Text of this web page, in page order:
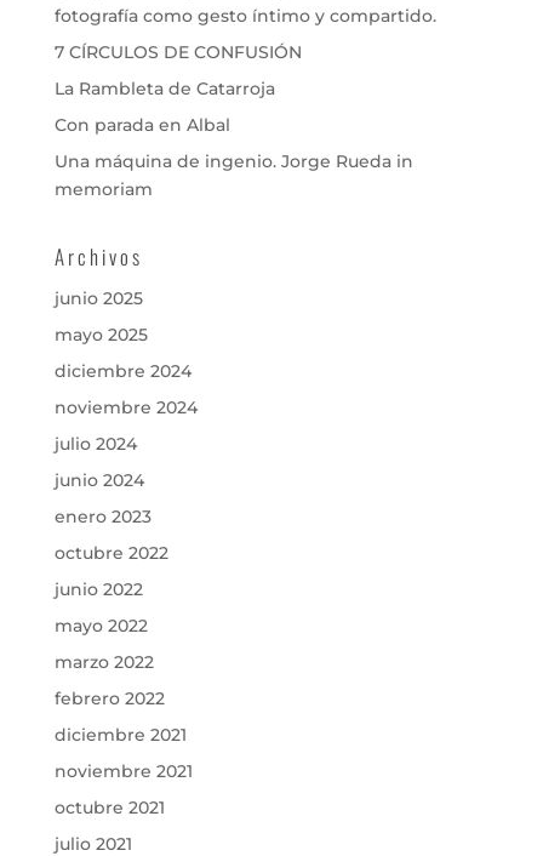
fotografía como gesto íntimo y compartido.
7 CÍRCULOS DE CONFUSIÓN
La Rambleta de Catarroja
Con parada en Albal
Una máquina de ingenio. Jorge Rueda in
memoriam
Archivos
junio 2025
mayo 2025
diciembre 2024
noviembre 2024
julio 2024
junio 2024
enero 2023
octubre 2022
junio 2022
mayo 2022
marzo 2022
febrero 2022
diciembre 2021
noviembre 2021
octubre 2021
julio 2021